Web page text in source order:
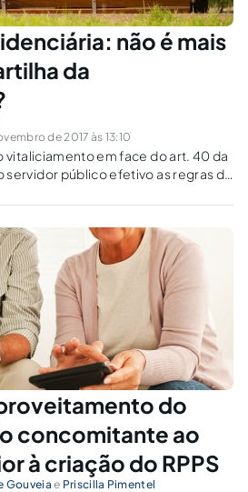
não é mais
da
de 2017 às 13:10
vitaliciamento em face do art. 40 da
servidor público efetivo as regras de
do
concomitante ao
à criação do RPPS
Gouveia e Priscilla Pimentel